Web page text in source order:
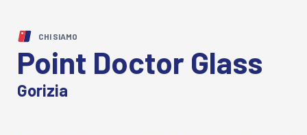
CHI SIAMO
Point Doctor Glass
Gorizia